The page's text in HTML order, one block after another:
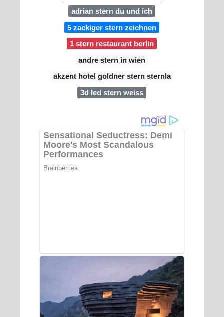
adrian stern du und ich
5 zackiger stern zeichnen
1 stern restaurant berlin
andre stern in wien
akzent hotel goldner stern sternla
3d led stern weiss